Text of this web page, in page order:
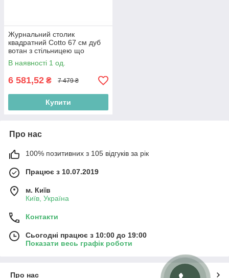
Журнальний столик
квадратний Cotto 67 см дуб
вотан з стільницею що
обертається на одній опорі в
кімнату
В наявності 1 од.
6 581,52 ₴ 7 479 ₴
Купити
Про нас
100% позитивних з 105 відгуків за рік
Працює з 10.07.2019
м. Київ
Київ, Україна
Контакти
Сьогодні працює з 10:00 до 19:00
Показати весь графік роботи
Про нас